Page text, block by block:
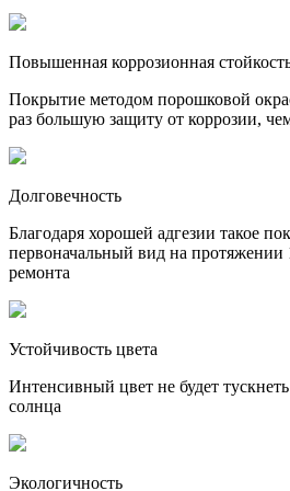
Повышенная коррозионная
Покрытие методом порошковой
раз большую защиту от коррозии,
Долговечность
Благодаря хорошей адгезии такое
первоначальный вид на протяжении
ремонта
Устойчивость цвета
Интенсивный цвет не будет
солнца
Экологичность